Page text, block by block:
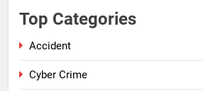
Top Categories
Accident
Cyber Crime